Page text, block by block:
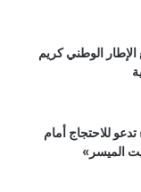
الوطني كريم
للاحتجاج أمام
الميسر»